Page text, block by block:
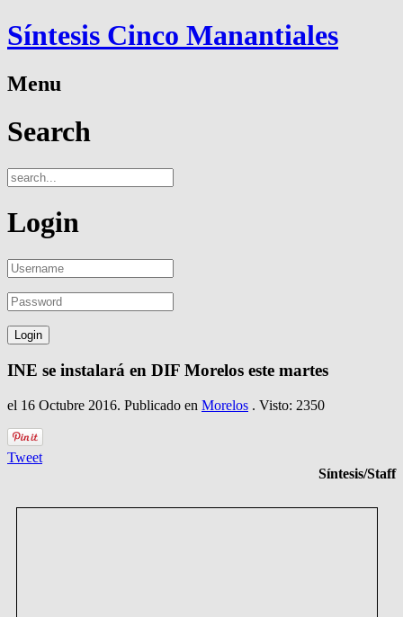
Síntesis Cinco Manantiales
Menu
Search
Login
INE se instalará en DIF Morelos este martes
el 16 Octubre 2016. Publicado en Morelos . Visto: 2350
Tweet
Síntesis/Staff